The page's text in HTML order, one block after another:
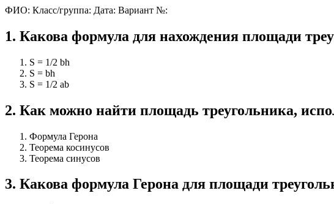
ФИО: Класс/группа: Дата: Вариант №:
1. Какова формула для нахождения площади
S = 1/2 bh
S = bh
S = 1/2 ab
2. Как можно найти площадь треугольника,
Формула Герона
Теорема косинусов
Теорема синусов
3. Какова формула Герона для площади